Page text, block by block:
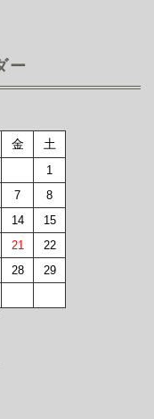
ー
金 土
1
7
8
14
15
21
22
28
29